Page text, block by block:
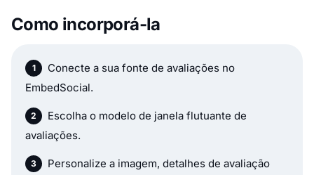
Como incorporá-la
Conecte a sua fonte de avaliações no
EmbedSocial.
Escolha o modelo de janela flutuante de
avaliações.
Personalize a imagem, detalhes de avaliação